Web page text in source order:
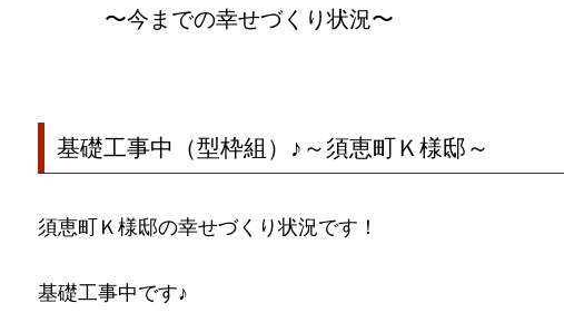
〜今までの幸せづくり状況〜
基礎工事中（型枠組）♪～須恵町Ｋ様邸～
須恵町Ｋ様邸の幸せづくり状況です！
基礎工事中です♪